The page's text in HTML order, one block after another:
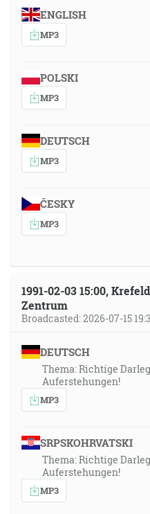
ENGLISH
MP3
POLSKI
MP3
DEUTSCH
MP3
ČESKY
MP3
1991-02-03 15:00,
Zentrum
Broadcasted: 2026-07-15
DEUTSCH
Thema: Richtige
Auferstehungen!
MP3
SRPSKOHRVATSKI
Thema: Richtige
Auferstehungen!
MP3